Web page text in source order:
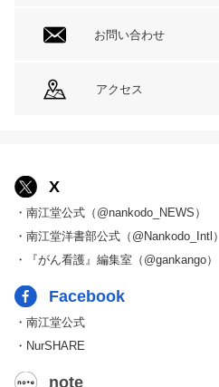
お問い合わせ
アクセス
X
・南江堂公式（@nankodo_NEWS）
・南江堂洋書部公式（@Nankodo_Intl）
・『がん看護』編集室（@gankango）
Facebook
・南江堂公式
・NurSHARE
note